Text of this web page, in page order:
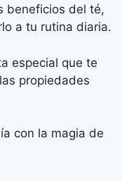
beneficios del té,
a tu rutina diaria.
especial que te
propiedades
con la magia de